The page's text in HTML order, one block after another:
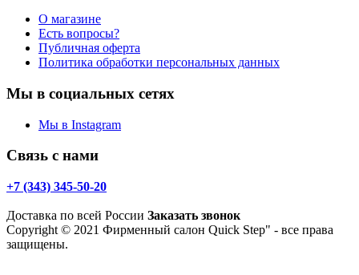
О магазине
Есть вопросы?
Публичная оферта
Политика обработки персональных данных
Мы в социальных сетях
Мы в Instagram
Связь с нами
+7 (343) 345-50-20
Доставка по всей России Заказать звонок
Copyright © 2021 Фирменный салон Quick Step" - все права
защищены.